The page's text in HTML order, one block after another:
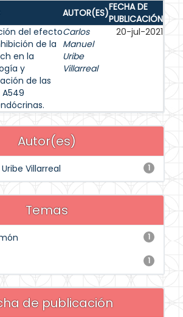
AUTOR(ES)FECHA DE
PUBLICACIÓN
del efecto
de la
en la
y
de las
Carlos
Manuel
Uribe
Villarreal
20-jul-2021
Autor(es)
1
Villarreal
Temas
1
1
de publicación